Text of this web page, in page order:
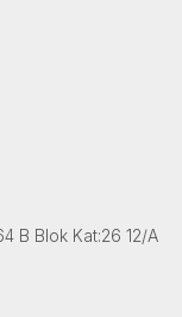
B Blok Kat:26 12/A